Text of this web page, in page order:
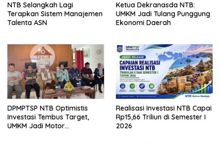
NTB Selangkah Lagi
Terapkan Sistem Manajemen
Talenta ASN
Ketua Dekranasda NTB:
UMKM Jadi Tulang Punggung
Ekonomi Daerah
DPMPTSP NTB Optimistis
Investasi Tembus Target,
UMKM Jadi Motor
Realisasi Investasi NTB Capai
Rp15,66 Triliun di Semester I
2026